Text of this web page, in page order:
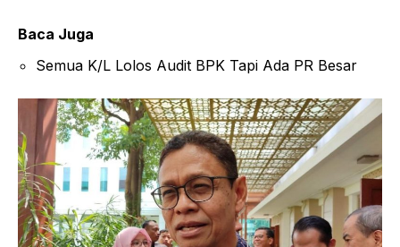
Baca Juga
Semua K/L Lolos Audit BPK Tapi Ada PR Besar